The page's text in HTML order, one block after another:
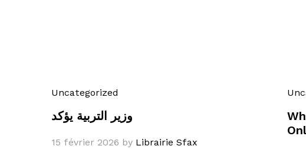
Uncategorized
وزير التربية يؤكد
15 février 2026 by Librairie Sfax